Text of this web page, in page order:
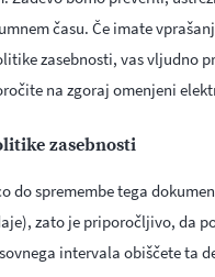
času. Če imate
zasebnosti, vas vljudno
na zgoraj omenjeni
zasebnosti
do spremembe tega
zato je priporočljivo, da
intervala obiščete ta